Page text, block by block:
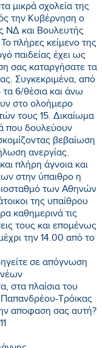
μικρά σχολεία της
την Κυβέρνηση ο
ΝΔ και Βουλευτής
πλήρες κείμενο της
παιδείας έχει ως
σας καταργήσατε τα
Συγκεκριμένα, από
τα 6/θέσια και άνω
στο ολοήμερο
τους 15. Δικαίωμα
που δουλεύουν
βεβαίωση
ανεργίας.
πλήρη άγνοια και
στην ύπαιθρο η
των Αθηνών
της υπαίθρου
καθημερινά τις
τους και επομένως
την 14.00 από το
σε απόγνωση
στα πλαίσια του
Τρόικας
αποφαση σας αυτή?